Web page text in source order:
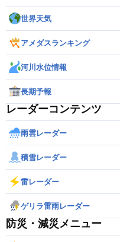
世界天気
アメダスランキング
河川水位情報
長期予報
レーダーコンテンツ
雨雲レーダー
積雪レーダー
雷レーダー
ゲリラ雷雨レーダー
防災・減災メニュー